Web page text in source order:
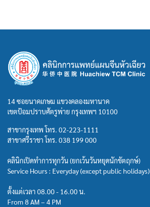
14 ซอยนาคเกษม แขวงคลองมหานาค
เขตป้อมปราบศัตรูพ่าย กรุงเทพฯ 10100
สาขากรุงเทพ โทร. 02-223-1111
สาขาศรีราชา โทร. 038 199 000
คลินิกเปิดทำการทุกวัน (ยกเว้นวันหยุดนักขัตฤกษ์)
Service Hours : Everyday (except public holidays)
ตั้งแต่เวลา 08.00 - 16.00 น.
From 8 AM – 4 PM